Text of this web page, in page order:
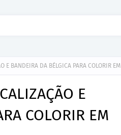
E BANDEIRA DA BÉLGICA PARA COLORIR EM
E
COLORIR EM